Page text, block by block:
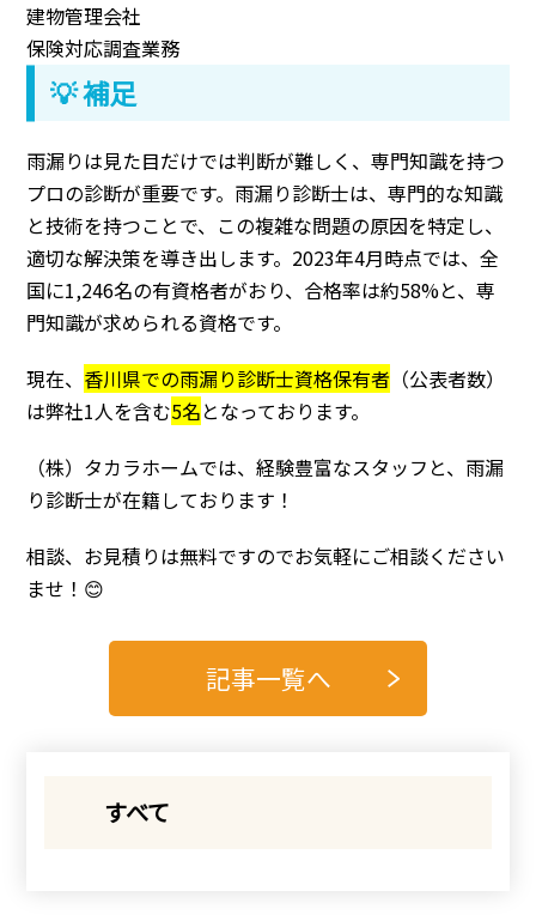
建物管理会社
保険対応調査業務
💡 補足
雨漏りは見た目だけでは判断が難しく、専門知識を持つ
プロの診断が重要です。雨漏り診断士は、専門的な知識
と技術を持つことで、この複雑な問題の原因を特定し、
適切な解決策を導き出します。2023年4月時点では、全
国に1,246名の有資格者がおり、合格率は約58%と、専
門知識が求められる資格です。
現在、 香川県での雨漏り診断士資格保有者 （公表者数）
は弊社1人を含む5名となっております。
（株）タカラホームでは、経験豊富なスタッフと、雨漏
り診断士が在籍しております！
相談、お見積りは無料ですのでお気軽にご相談ください
ませ！😊
記事一覧へ
すべて